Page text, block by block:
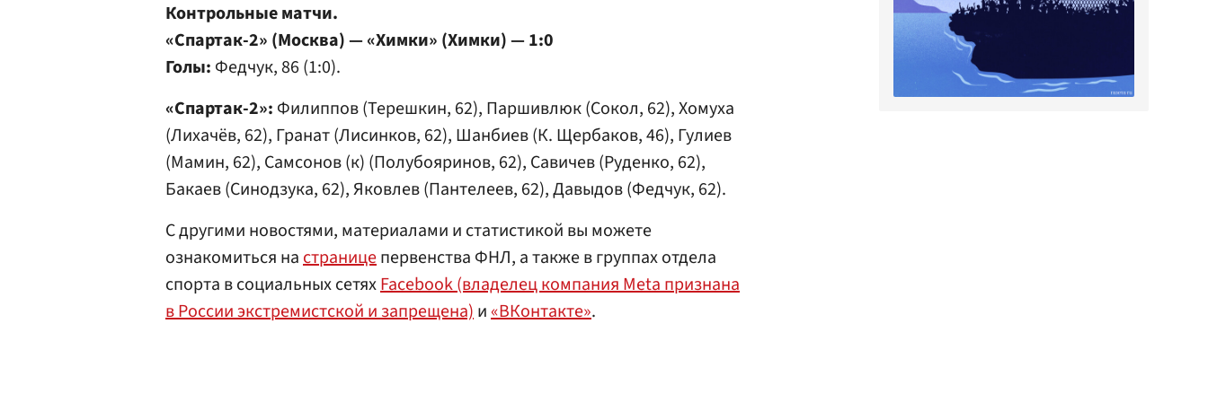
Контрольные матчи.
«Спартак-2» (Москва) — «Химки» (Химки) — 1:0
Голы: Федчук, 86 (1:0).
«Спартак-2»: Филиппов (Терешкин, 62), Пар­шивлюк (Сокол, 62), Хомуха
(Лихачёв, 62),­ Гранат (Лисинков, 62), Шанбиев (К. Щерба­ков, 46), Гулиев
(Мамин, 62), Самсонов (к­) (Полубояринов, 62), Савичев (Руденко, 6­2),
Бакаев (Синодзука, 62), Яковлев (Пант­елеев, 62), Давыдов (Федчук, 62).
С другими новостями, материалами и статистикой вы можете
ознакомиться настраницепервенства ФНЛ, а также в группах отдела
спорта в социальных сетяхFacebook (владелец компания Meta признана
в России экстремистской и запрещена)и«ВКонтакте».